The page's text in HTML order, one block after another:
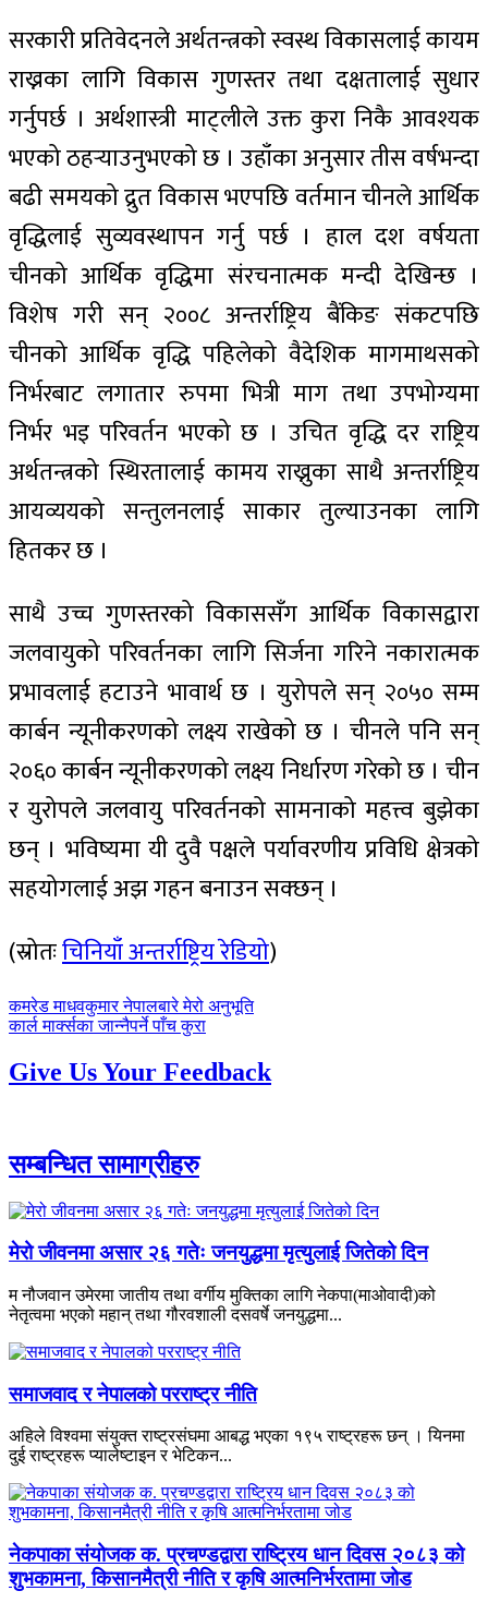
सरकारी प्रतिवेदनले अर्थतन्त्रको स्वस्थ विकासलाई कायम
राख्नका लागि विकास गुणस्तर तथा दक्षतालाई सुधार
गर्नुपर्छ । अर्थशास्त्री माट्लीले उक्त कुरा निकै आवश्यक
भएको ठहर्‍याउनुभएको छ । उहाँका अनुसार तीस वर्षभन्दा
बढी समयको द्रुत विकास भएपछि वर्तमान चीनले आर्थिक
वृद्धिलाई सुव्यवस्थापन गर्नु पर्छ । हाल दश वर्षयता
चीनको आर्थिक वृद्धिमा संरचनात्मक मन्दी देखिन्छ ।
विशेष गरी सन् २००८ अन्तर्राष्ट्रिय बैंकिङ संकटपछि
चीनको आर्थिक वृद्धि पहिलेको वैदेशिक मागमाथसको
निर्भरबाट लगातार रुपमा भित्री माग तथा उपभोग्यमा
निर्भर भइ परिवर्तन भएको छ । उचित वृद्धि दर राष्ट्रिय
अर्थतन्त्रको स्थिरतालाई कामय राख्नुका साथै अन्तर्राष्ट्रिय
आयव्ययको सन्तुलनलाई साकार तुल्याउनका लागि
हितकर छ ।
साथै उच्च गुणस्तरको विकाससँग आर्थिक विकासद्वारा
जलवायुको परिवर्तनका लागि सिर्जना गरिने नकारात्मक
प्रभावलाई हटाउने भावार्थ छ । युरोपले सन् २०५० सम्म
कार्बन न्यूनीकरणको लक्ष्य राखेको छ । चीनले पनि सन्
२०६० कार्बन न्यूनीकरणको लक्ष्य निर्धारण गरेको छ । चीन
र युरोपले जलवायु परिवर्तनको सामनाको महत्त्व बुझेका
छन् । भविष्यमा यी दुवै पक्षले पर्यावरणीय प्रविधि क्षेत्रको
सहयोगलाई अझ गहन बनाउन सक्छन् ।
(स्रोतःचिनियाँ अन्तर्राष्ट्रिय रेडियो)
पछिल्लाे
-
कमरेड माधवकुमार नेपालबारे मेरो अनुभूति
अघिल्लाे
कार्ल मार्क्सका जान्नैपर्ने पाँच कुरा
Give Us Your Feedback
सम्बन्धित सामाग्रीहरु
मेरो जीवनमा असार २६ गतेः जनयुद्धमा मृत्युलाई जितेको दिन
म नौजवान उमेरमा जातीय तथा वर्गीय मुक्तिका लागि नेकपा(माओवादी)को
नेतृत्वमा भएको महान् तथा गौरवशाली दसवर्षे जनयुद्धमा...
समाजवाद र नेपालको परराष्ट्र नीति
अहिले विश्वमा संयुक्त राष्ट्रसंघमा आबद्ध भएका १९५ राष्ट्रहरू छन् । यिनमा
दुई राष्ट्रहरू प्यालेष्टाइन र भेटिकन...
नेकपाका संयोजक क. प्रचण्डद्वारा राष्ट्रिय धान दिवस २०८३ को
शुभकामना, किसानमैत्री नीति र कृषि आत्मनिर्भरतामा जोड